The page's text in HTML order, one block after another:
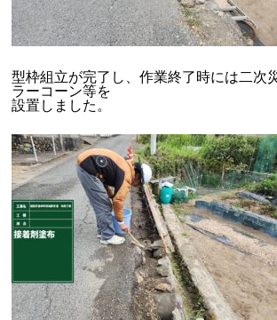
型枠組立が完了し、作業終了時には二次
ラーコーン等を いつ
設置しました。